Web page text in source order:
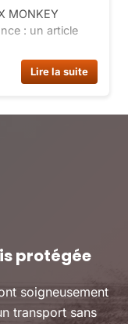
MONKEY
: un article
Lire la suite
protégée
soigneusement
transport sans